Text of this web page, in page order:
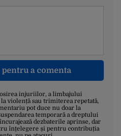
a comenta
injuriilor, a limbajului
violență sau trimiterea repetată,
pot duce nu doar la
temporară a dreptului
dezbaterile aprinse, dar
înțelegere și pentru contribuția